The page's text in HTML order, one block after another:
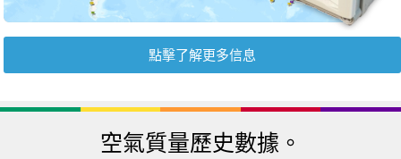
點擊了解更多信息
空氣質量歷史數據。